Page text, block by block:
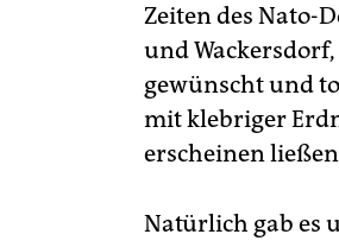
Zeiten des Nato-
und
gewünscht und
mit klebriger
erscheinen
Natürlich gab es